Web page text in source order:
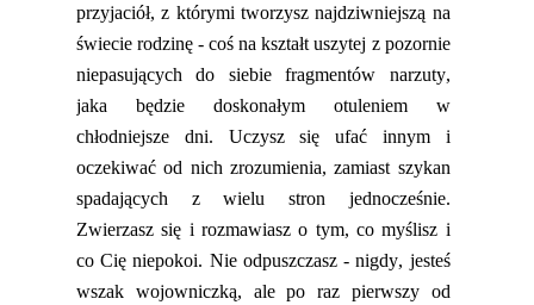
przyjaciół, z którymi tworzysz najdziwniejszą na
świecie rodzinę - coś na kształtuszytej z pozornie
niepasujących do siebie
fragmentów narzuty,
jaka będzie doskonałym otuleniem w
chłodniejsze dni. Uczysz się ufać innym i
oczekiwać od nich zrozumienia, zamiast szykan
spadających z wielu stron jednocześnie.
Zwierzasz się i rozmawiasz o tym, co myślisz i
co Cię niepokoi. Nie odpuszczasz - nigdy, jesteś
wszak wojowniczką, ale po raz pierwszy od